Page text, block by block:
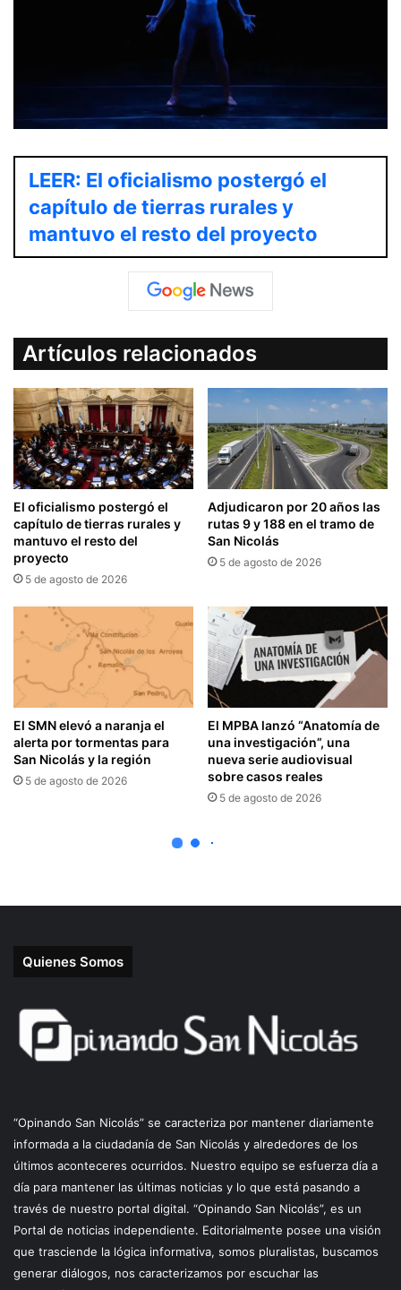
Quienes Somos
“Opinando San Nicolás” se caracteriza por mantener diariamente
informada a la ciudadanía de San Nicolás y alrededores de los
últimos aconteceres ocurridos. Nuestro equipo se esfuerza día a
día para mantener las últimas noticias y lo que está pasando a
través de nuestro portal digital. “Opinando San Nicolás”, es un
Portal de noticias independiente. Editorialmente posee una visión
que trasciende la lógica informativa, somos pluralistas, buscamos
generar diálogos, nos caracterizamos por escuchar las